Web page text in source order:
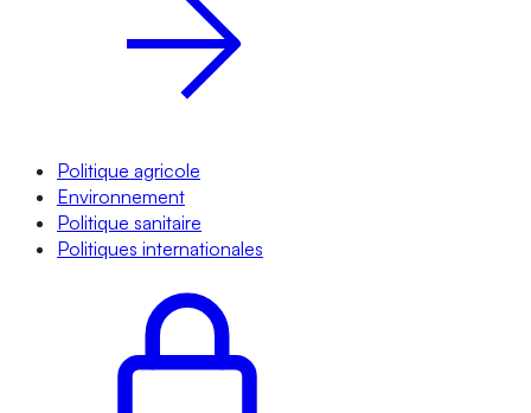
Politique agricole
Environnement
Politique sanitaire
Politiques internationales